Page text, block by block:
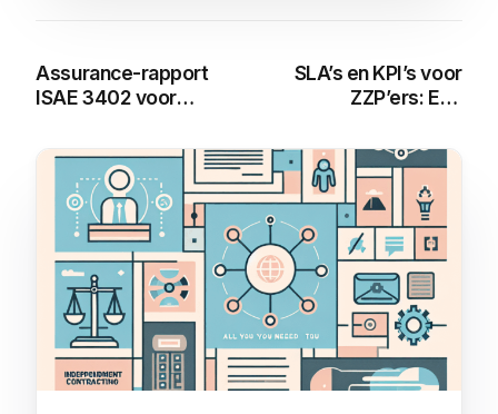
Assurance-rapport
ISAE 3402 voor
moet weten
SLA’s en KPI’s voor
ZZP’ers: Een
You may also like